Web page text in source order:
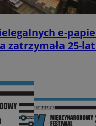
e-
zatrzymała 25-